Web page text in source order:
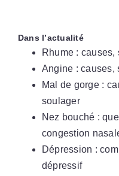
Dans l’actualité
Rhume : causes,
Angine : causes,
Mal de gorge :
soulager
Nez bouché :
congestion
Dépression :
dépressif